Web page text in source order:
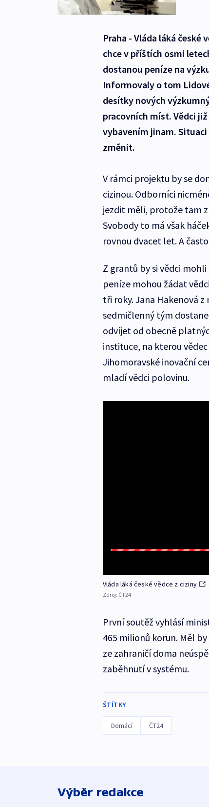
Praha - Vláda láká
chce v příštích osmi
dostanou peníze na
Informovaly o tom
desítky nových
pracovních míst. Vědci
vybavením jinam.
změnit.
V rámci projektu by se
cizinou. Odborníci
jezdit měli, protože tam
Svobody to má však
rovnou dvacet let. A
Z grantů by si vědci
peníze mohou žádat
tři roky. Jana Hakenová
sedmičlenný tým
odvíjet od obecně
instituce, na kterou
Jihomoravské inovační
mladí vědci polovinu.
Vláda láká české vědce z ciziny
Zdroj: ČT24
První soutěž vyhlásí
465 milionů korun. Měl
ze zahraničí doma
zaběhnutí v systému.
ŠTÍTKY
Domácí ČT24
Výběr redakce